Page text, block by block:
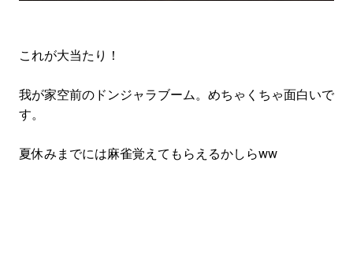
これが大当たり！
我が家空前のドンジャラブーム。めちゃくちゃ面白いで
す。
夏休みまでには麻雀覚えてもらえるかしらww